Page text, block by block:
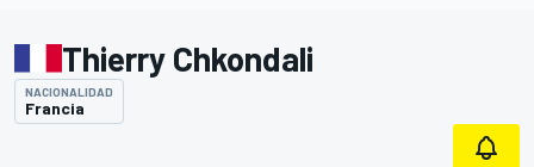
Thierry Chkondali
NACIONALIDAD
Francia